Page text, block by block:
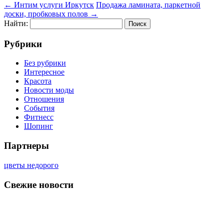
← Интим услуги Иркутск Продажа ламината, паркетной
доски, пробковых полов →
Найти:
Рубрики
Без рубрики
Интересное
Красота
Новости моды
Отношения
События
Фитнесс
Шопинг
Партнеры
цветы недорого
Свежие новости